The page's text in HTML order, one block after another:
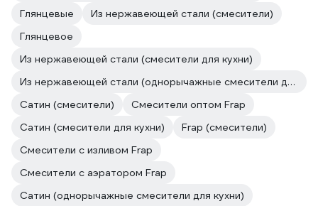
Глянцевые
Из нержавеющей стали (смесители)
Глянцевое
Из нержавеющей стали (смесители для кухни)
Из нержавеющей стали (однорычажные смесители для кухни)
Сатин (смесители)
Смесители оптом Frap
Сатин (смесители для кухни)
Frap (смесители)
Смесители с изливом Frap
Смесители с аэратором Frap
Сатин (однорычажные смесители для кухни)